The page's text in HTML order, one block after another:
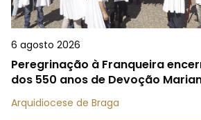
6 agosto 2026
Peregrinação à Franqueira
dos 550 anos de Devoção
Arquidiocese de Braga